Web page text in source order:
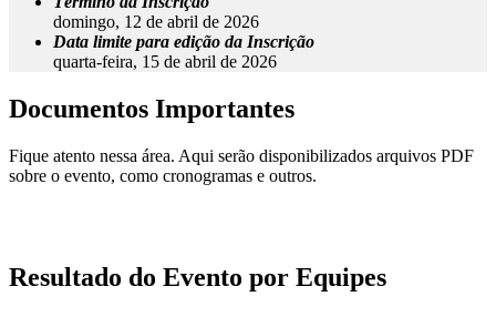
domingo, 12 de abril de 2026
Data limite para edição da Inscrição
quarta-feira, 15 de abril de 2026
Documentos Importantes
Fique atento nessa área. Aqui serão disponibilizados arquivos PDF
sobre o evento, como cronogramas e outros.
Resultado do Evento por Equipes